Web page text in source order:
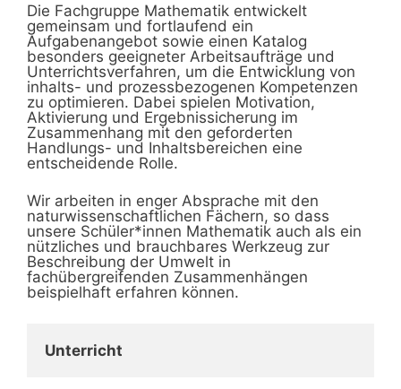
Die Fachgruppe Mathematik entwickelt
gemeinsam und fortlaufend ein
Aufgabenangebot sowie einen Katalog
besonders geeigneter Arbeitsaufträge und
Unterrichtsverfahren, um die Entwicklung von
inhalts- und prozessbezogenen Kompetenzen
zu optimieren. Dabei spielen Motivation,
Aktivierung und Ergebnissicherung im
Zusammenhang mit den geforderten
Handlungs- und Inhaltsbereichen eine
entscheidende Rolle.
Wir arbeiten in enger Absprache mit den
naturwissenschaftlichen Fächern, so dass
unsere Schüler*innen Mathematik auch als ein
nützliches und brauchbares Werkzeug zur
Beschreibung der Umwelt in
fachübergreifenden Zusammenhängen
beispielhaft erfahren können.
Unterricht